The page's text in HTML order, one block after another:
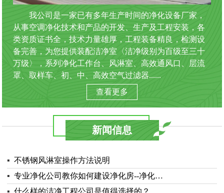
我公司是一家已有多年生产时间的净化设备厂家，
从事空调净化技术和产品的开发、生产及工程安装，各
类资质证书全，技术力量雄厚，工程装备精良，检测设
备完善，为您提供装配洁净室〈洁净级别为百级至三十
万级〉，系列净化工作台、风淋室、高效通风口、层流
罩、取样车、初、中、高效空气过滤器......
查看更多
新闻信息
▪ 不锈钢风淋室操作方法说明
▪ 专业净化公司教你如何建设净化房--净化…
▪ 什么样的洁净工程公司是值得选择的？